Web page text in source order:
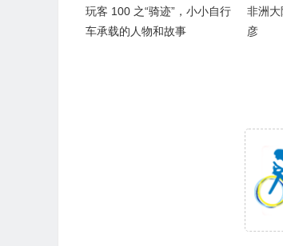
玩客 100 之“骑迹”，小小自行
车承载的人物和故事
非洲
彦